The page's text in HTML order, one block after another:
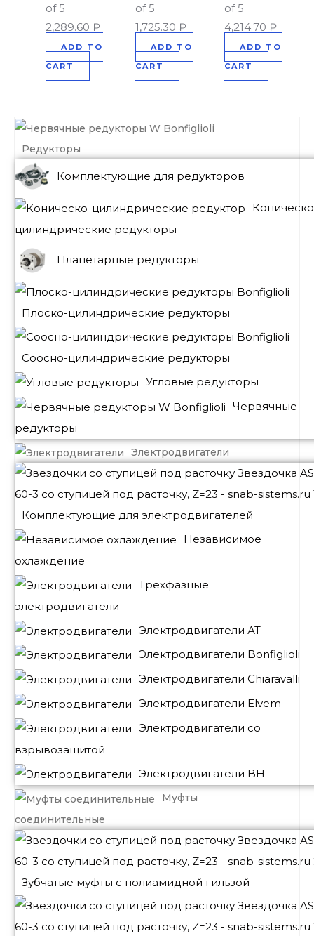
Редукторы
Комплектующие для редукторов
цилиндрические редукторы
Планетарные редукторы
Плоско-цилиндрические редукторы
Соосно-цилиндрические редукторы
Угловые редукторы
Червячные
редукторы
Электродвигатели
Комплектующие для электродвигателей
Независимое
охлаждение
Трёхфазные
электродвигатели
Электродвигатели АТ
Электродвигатели Bonfiglioli
Электродвигатели Chiaravalli
Электродвигатели Elvem
Электродвигатели со
взрывозащитой
Электродвигатели BH
Муфты
соединительные
Зубчатые муфты с полиамидной гильзой
of 5
2,289.60 ₽
ADD TO
CART
of 5
1,725.30 ₽
ADD TO
CART
of 5
4,214.70₽
ADD TO
CART